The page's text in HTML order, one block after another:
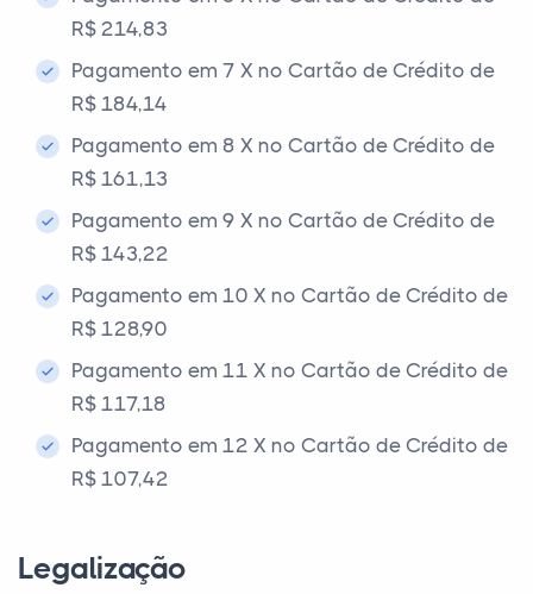
R$ 214,83
Pagamento em 7 X no Cartão de Crédito de
R$ 184,14
Pagamento em 8 X no Cartão de Crédito de
R$ 161,13
Pagamento em 9 X no Cartão de Crédito de
R$ 143,22
Pagamento em 10 X no Cartão de Crédito de
R$ 128,90
Pagamento em 11 X no Cartão de Crédito de
R$ 117,18
Pagamento em 12 X no Cartão de Crédito de
R$ 107,42
Legalização